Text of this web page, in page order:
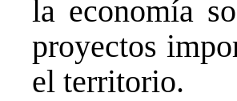
la economía
proyectos
el territorio.